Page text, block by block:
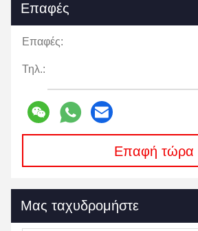
Επαφές
Επαφές:
Τηλ.:
Επαφή τώρα
Μας ταχυδρομήστε